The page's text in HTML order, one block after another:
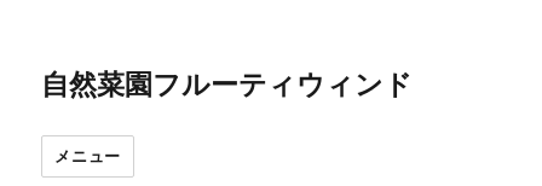
自然菜園フルーティウィンド
メニュー